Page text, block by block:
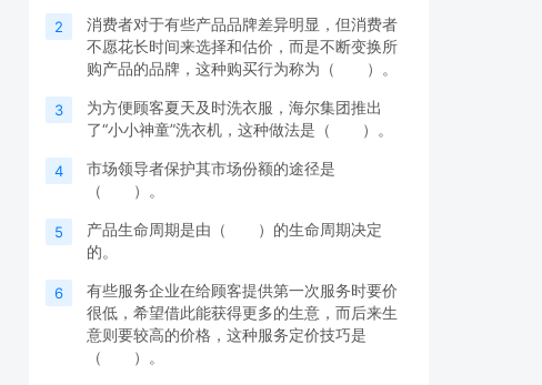
2
消费者对于有些产品品牌差异明显，但消费者
不愿花长时间来选择和估价，而是不断变换所
购产品的品牌，这种购买行为称为（ ）。
3
为方便顾客夏天及时洗衣服，海尔集团推出
了“小小神童”洗衣机，这种做法是（ ）。
4
市场领导者保护其市场份额的途径是
（ ）。
5
产品生命周期是由（ ）的生命周期决定
的。
6
有些服务企业在给顾客提供第一次服务时要价
很低，希望借此能获得更多的生意，而后来生
意则要较高的价格，这种服务定价技巧是
（ ）。